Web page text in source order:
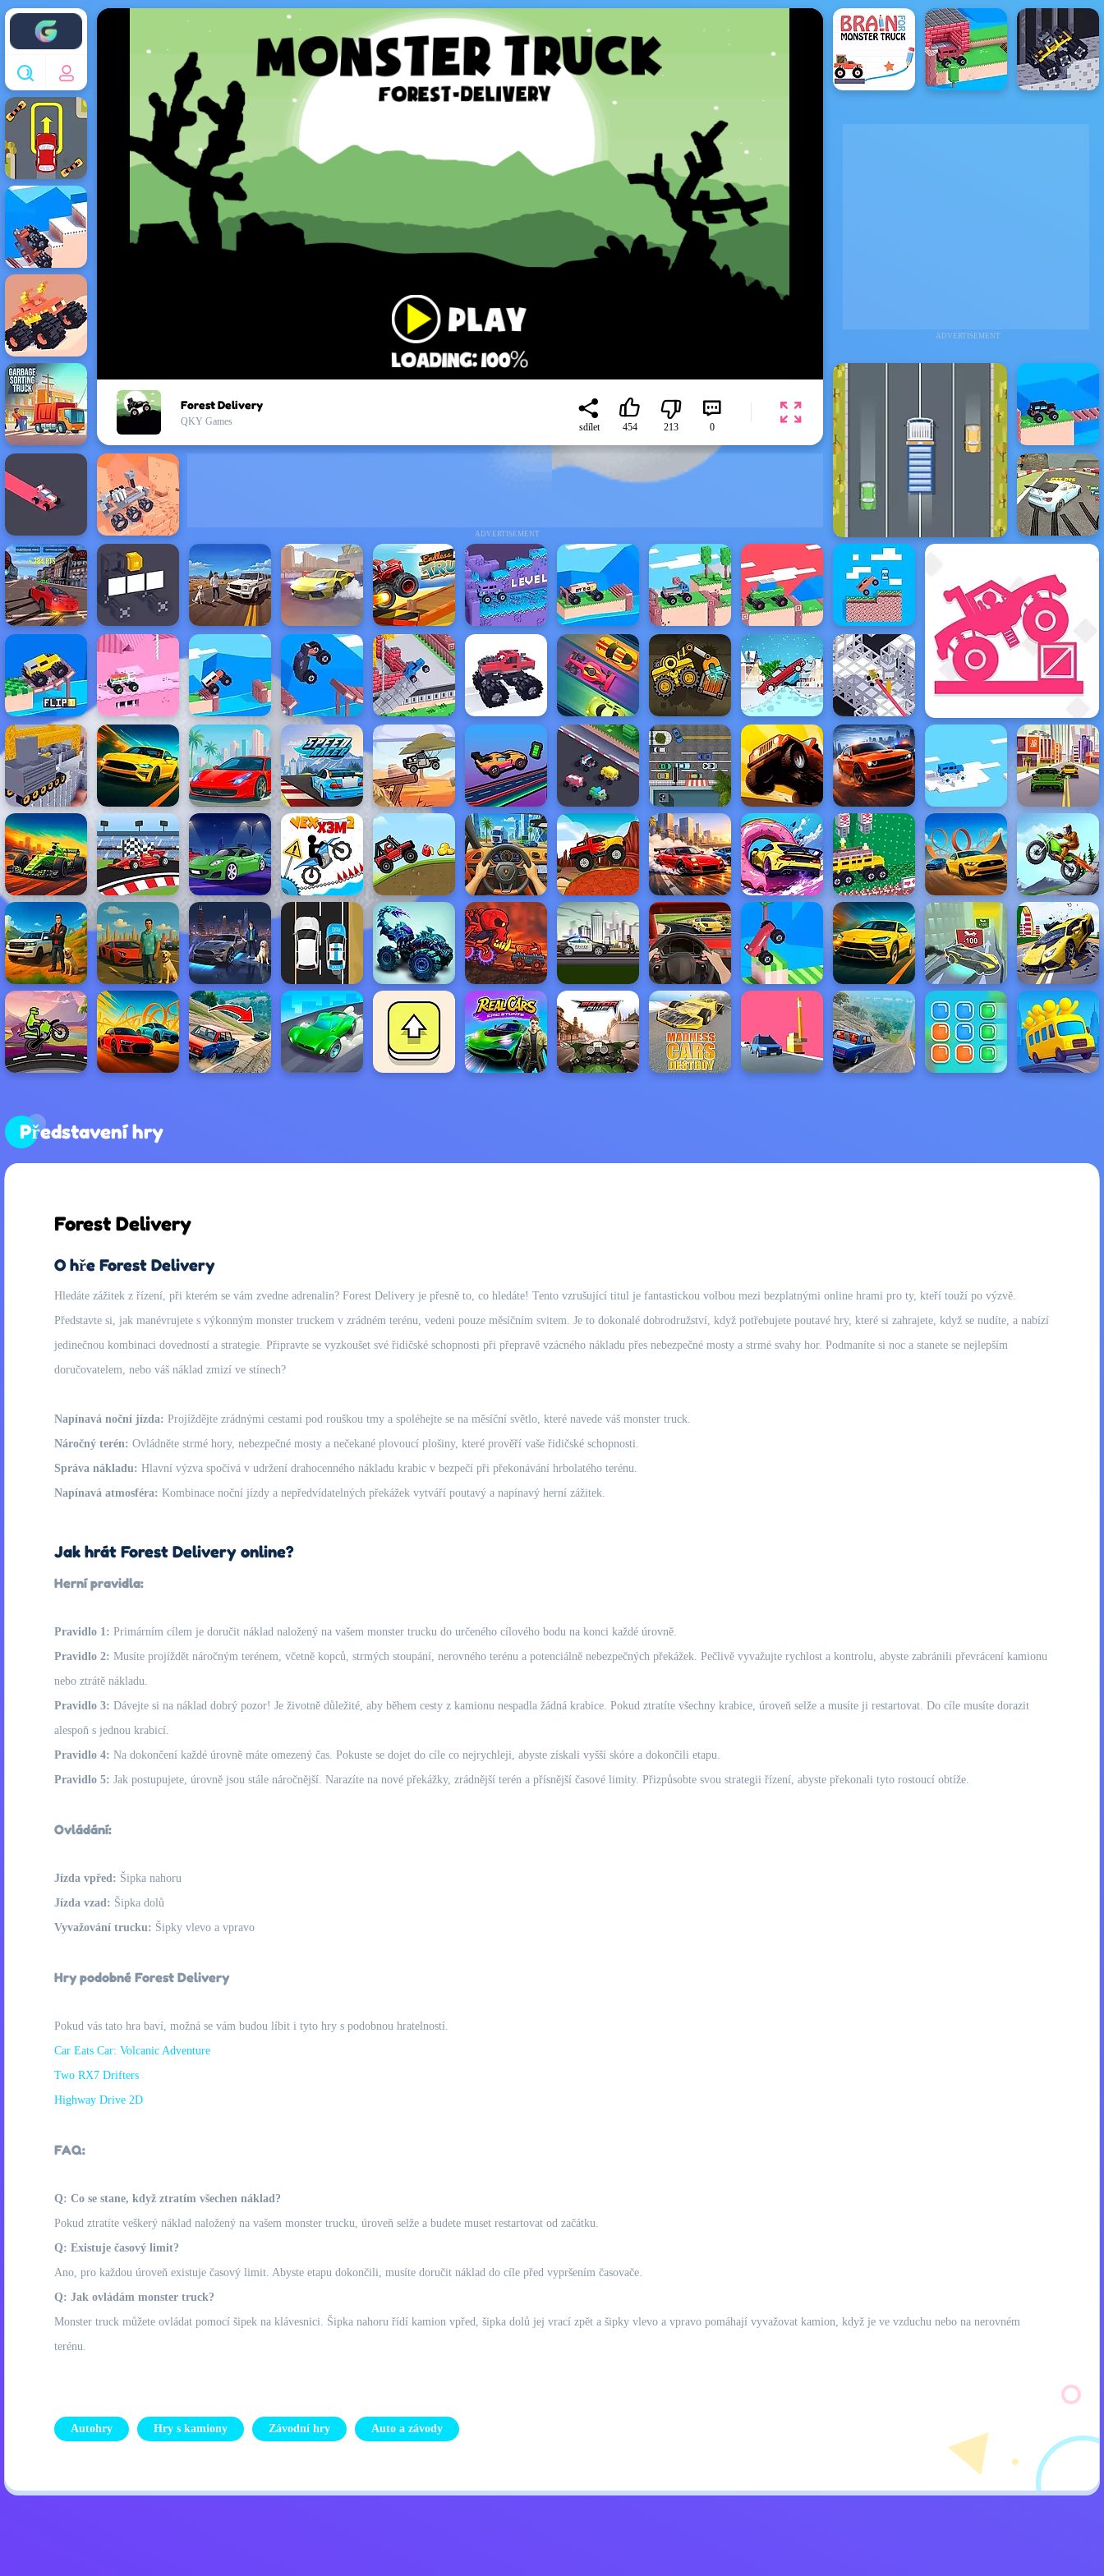
Enjoy4fun
ADVERTISEMENT
ADVERTISEMENT
Forest Delivery
QKY Games
sdílet 454 213 0
Představení hry
Forest Delivery
O hře Forest Delivery
Hledáte zážitek z řízení, při kterém se vám zvedne adrenalin? Forest Delivery je přesně to, co hledáte! Tento vzrušující titul je fantastickou volbou mezi bezplatnými online hrami pro ty, kteří touží po výzvě.
Představte si, jak manévrujete s výkonným monster truckem v zrádném terénu, vedeni pouze měsíčním svitem. Je to dokonalé dobrodružství, když potřebujete poutavé hry, které si zahrajete, když se nudíte, a nabízí
jedinečnou kombinaci dovedností a strategie. Připravte se vyzkoušet své řidičské schopnosti při přepravě vzácného nákladu přes nebezpečné mosty a strmé svahy hor. Podmaníte si noc a stanete se nejlepším
doručovatelem, nebo váš náklad zmizí ve stínech?
Napínavá noční jízda: Projíždějte zrádnými cestami pod rouškou tmy a spoléhejte se na měsíční světlo, které navede váš monster truck.
Náročný terén: Ovládněte strmé hory, nebezpečné mosty a nečekané plovoucí plošiny, které prověří vaše řidičské schopnosti.
Správa nákladu: Hlavní výzva spočívá v udržení drahocenného nákladu krabic v bezpečí při překonávání hrbolatého terénu.
Napínavá atmosféra: Kombinace noční jízdy a nepředvídatelných překážek vytváří poutavý a napínavý herní zážitek.
Jak hrát Forest Delivery online?
Herní pravidla:
Pravidlo 1: Primárním cílem je doručit náklad naložený na vašem monster trucku do určeného cílového bodu na konci každé úrovně.
Pravidlo 2: Musíte projíždět náročným terénem, včetně kopců, strmých stoupání, nerovného terénu a potenciálně nebezpečných překážek. Pečlivě vyvažujte rychlost a kontrolu, abyste zabránili převrácení kamionu
nebo ztrátě nákladu.
Pravidlo 3: Dávejte si na náklad dobrý pozor! Je životně důležité, aby během cesty z kamionu nespadla žádná krabice. Pokud ztratíte všechny krabice, úroveň selže a musíte ji restartovat. Do cíle musíte dorazit
alespoň s jednou krabicí.
Pravidlo 4: Na dokončení každé úrovně máte omezený čas. Pokuste se dojet do cíle co nejrychleji, abyste získali vyšší skóre a dokončili etapu.
Pravidlo 5: Jak postupujete, úrovně jsou stále náročnější. Narazíte na nové překážky, zrádnější terén a přísnější časové limity. Přizpůsobte svou strategii řízení, abyste překonali tyto rostoucí obtíže.
Ovládání:
Jízda vpřed: Šipka nahoru
Jízda vzad: Šipka dolů
Vyvažování trucku: Šipky vlevo a vpravo
Hry podobné Forest Delivery
Pokud vás tato hra baví, možná se vám budou líbit i tyto hry s podobnou hratelností.
Car Eats Car: Volcanic Adventure
Two RX7 Drifters
Highway Drive 2D
FAQ:
Q: Co se stane, když ztratím všechen náklad?
Pokud ztratíte veškerý náklad naložený na vašem monster trucku, úroveň selže a budete muset restartovat od začátku.
Q: Existuje časový limit?
Ano, pro každou úroveň existuje časový limit. Abyste etapu dokončili, musíte doručit náklad do cíle před vypršením časovače.
Q: Jak ovládám monster truck?
Monster truck můžete ovládat pomocí šipek na klávesnici. Šipka nahoru řídí kamion vpřed, šipka dolů jej vrací zpět a šipky vlevo a vpravo pomáhají vyvažovat kamion, když je ve vzduchu nebo na nerovném
terénu.
Autohry Hry s kamiony Závodní hry Auto a závody